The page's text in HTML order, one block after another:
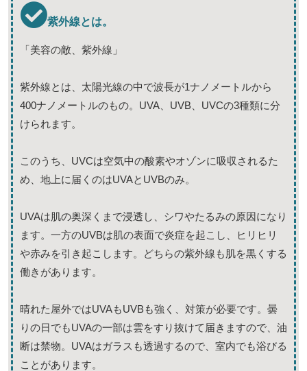
紫外線とは。
「美容の敵、紫外線」
紫外線とは、太陽光線の中で波長が1ナノメートルから
400ナノメートルのもの。UVA、UVB、UVCの3種類に分
けられます。
このうち、UVCは空気中の酸素やオゾンに吸収されるた
め、地上に届くのはUVAとUVBのみ。
UVAは肌の奥深くまで浸透し、シワやたるみの原因になり
ます。一方のUVBは肌の表面で炎症を起こし、ヒリヒリ
や赤みを引き起こします。どちらの紫外線も肌を黒くする
働きがあります。
晴れた屋外ではUVAもUVBも強く、対策が必要です。曇
りの日でもUVAの一部は雲をすり抜けて届きますので、油
断は禁物。UVAはガラスも透過するので、室内でも浴びる
ことがあります。